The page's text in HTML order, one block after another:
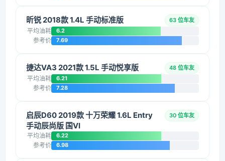
昕锐 2018款 1.4L 手动标准版 63 位车友
平均油耗 6.2
参考价 7.69
捷达VA3 2021款 1.5L 手动悦享版 48 位车友
平均油耗 6.21
参考价 7.28
启辰D60 2019款 十万荣耀 1.6L Entry
手动辰尚版 国VI
30 位车友
平均油耗 6.22
参考价 6.98